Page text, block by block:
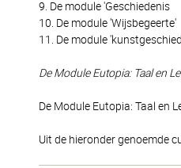
9. De module 'Geschiedenis
10. De module 'Wijsbegeerte'
11. De module
De Module Eutopia: Taal en
De Module Eutopia: Taal en
Uit de hieronder genoemde